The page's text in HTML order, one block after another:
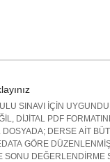
SINAVI İÇİN
DİJİTAL PDF
DOSYADA; DERSE AİT
GÖRE
SONU DEĞERLENDİRME